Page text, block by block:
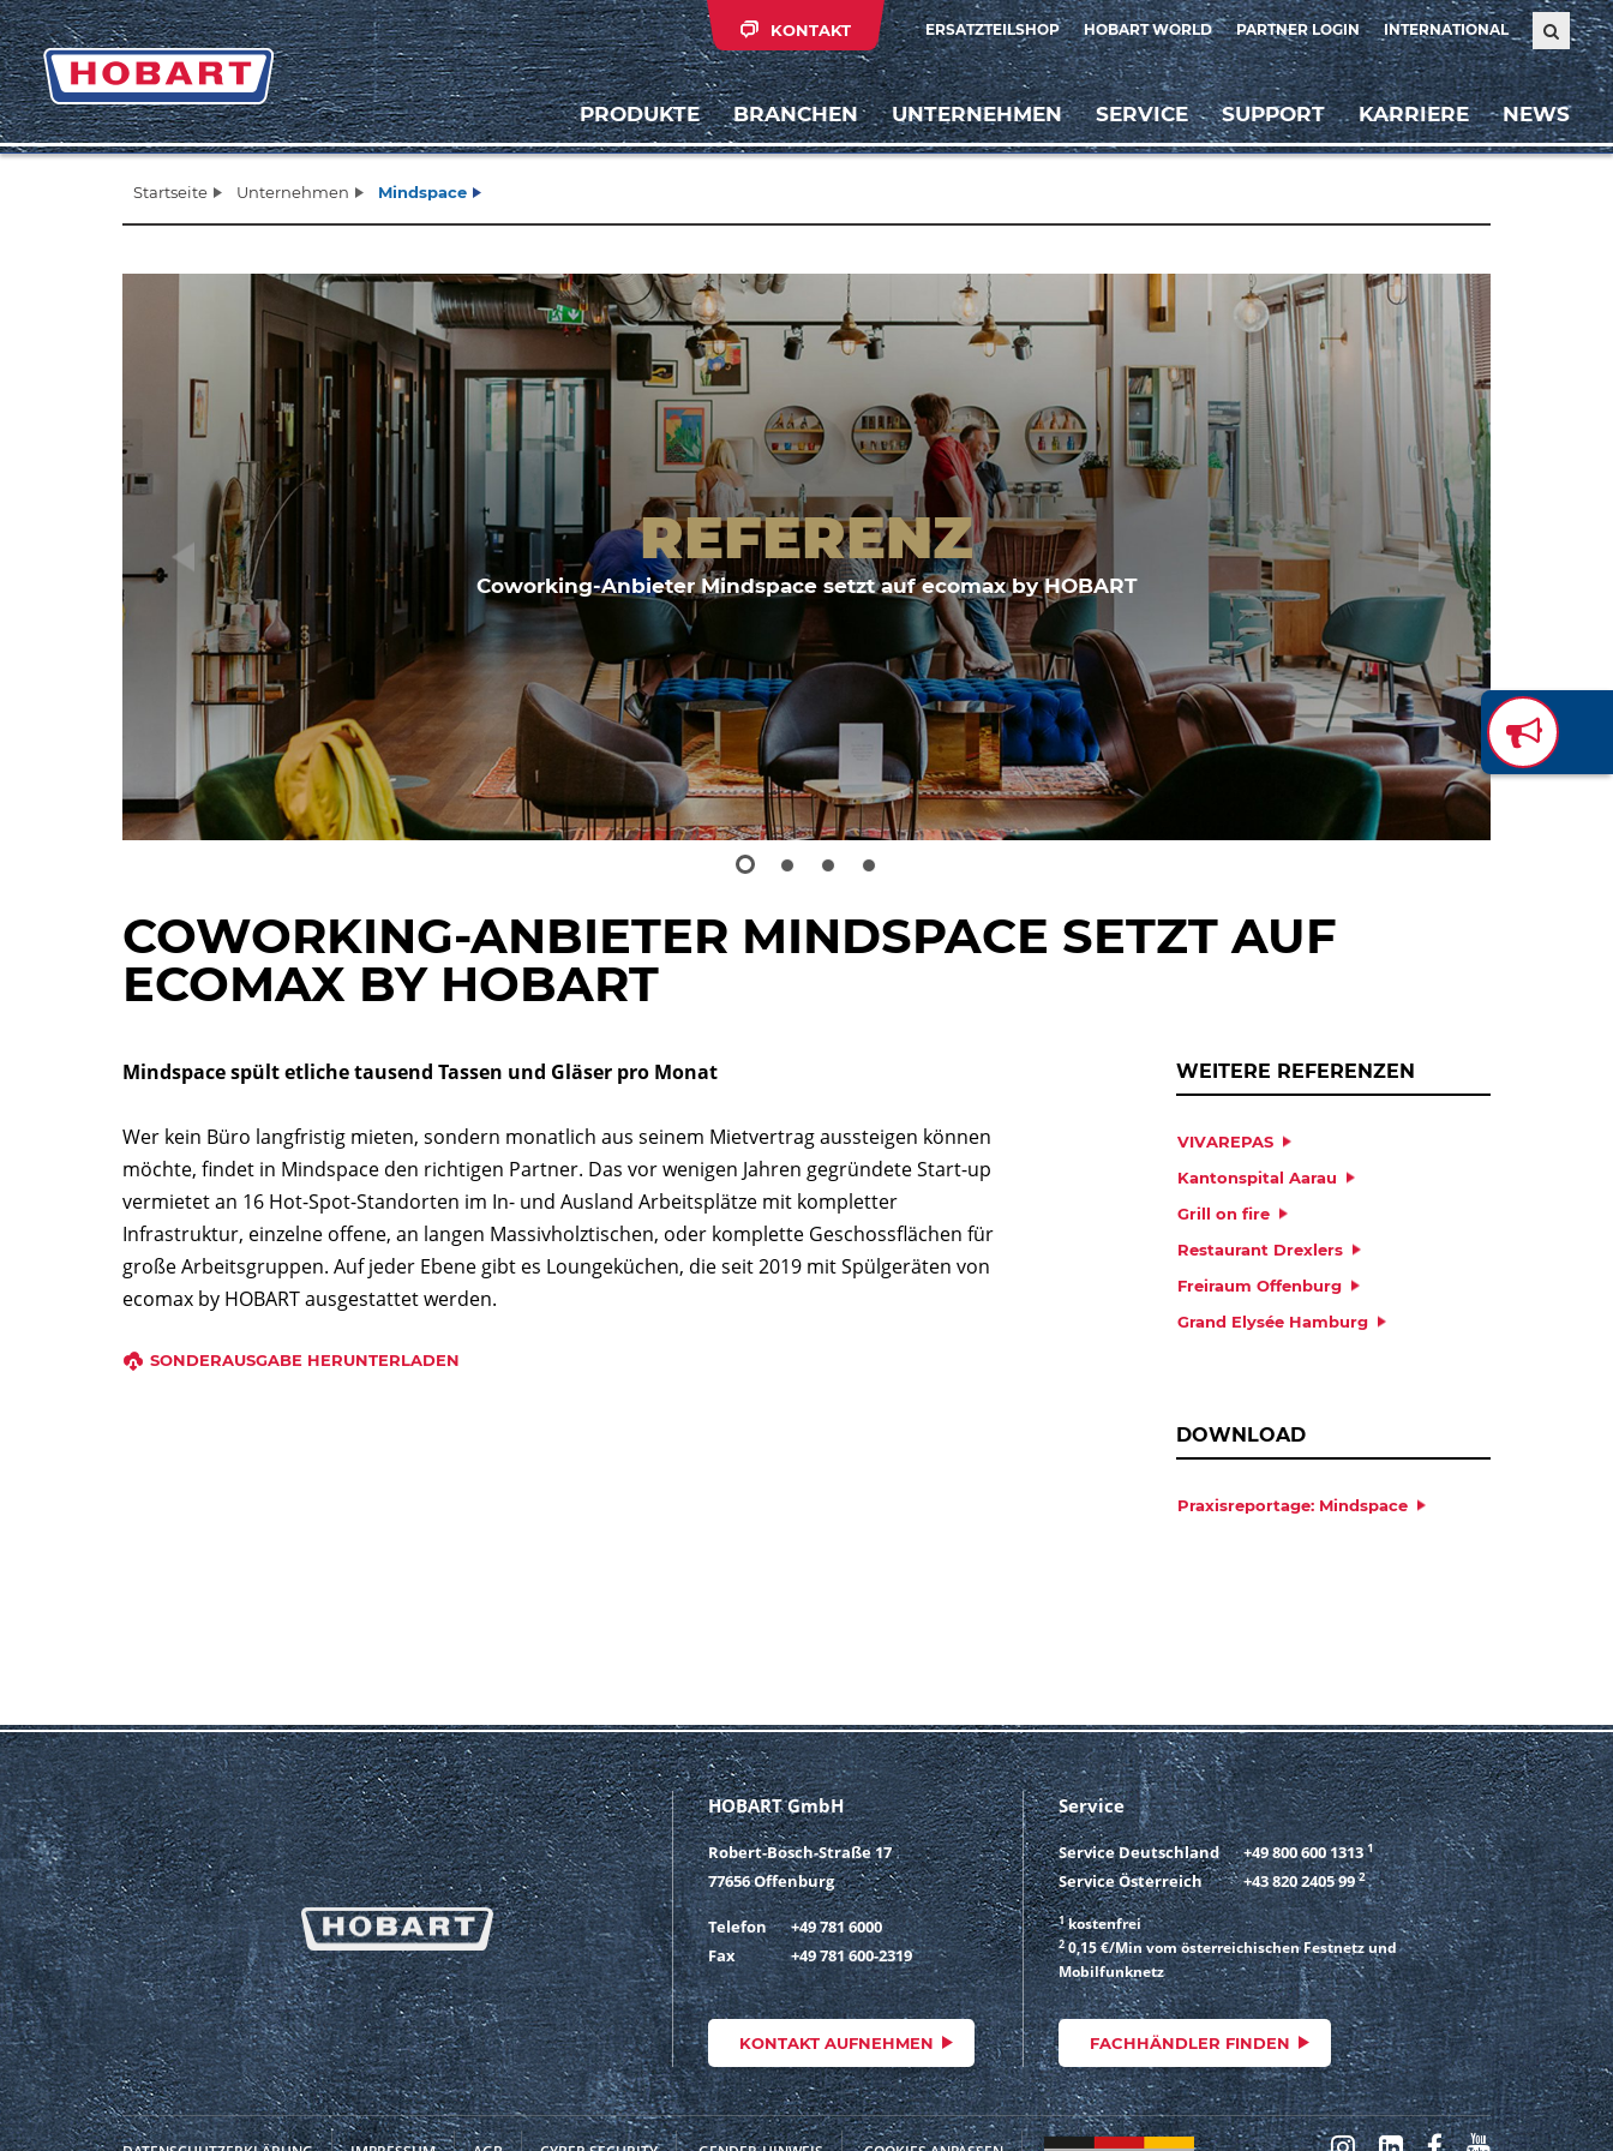
ERSATZTEILSHOP HOBART WORLD PARTNER LOGIN INTERNATIONAL
KONTAKT
PRODUKTE BRANCHEN UNTERNEHMEN SERVICE SUPPORT KARRIERE NEWS
Startseite Unternehmen Mindspace
REFERENZ
Coworking-Anbieter Mindspace setzt auf ecomax by HOBART
Weiter
COWORKING-ANBIETER MINDSPACE SETZT AUF
ECOMAX BY HOBART
Mindspace spült etliche tausend Tassen und Gläser pro Monat
Wer kein Büro langfristig mieten, sondern monatlich aus seinem Mietvertrag aussteigen können
möchte, findet in Mindspace den richtigen Partner. Das vor wenigen Jahren gegründete Start-up
vermietet an 16 Hot-Spot-Standorten im In- und Ausland Arbeitsplätze mit kompletter
Infrastruktur, einzelne offene, an langen Massivholztischen, oder komplette Geschossflächen für
große Arbeitsgruppen. Auf jeder Ebene gibt es Loungeküchen, die seit 2019 mit Spülgeräten von
ecomax by HOBART ausgestattet werden.
SONDERAUSGABE HERUNTERLADEN
WEITERE REFERENZEN
VIVAREPAS
Kantonspital Aarau
Grill on fire
Restaurant Drexlers
Freiraum Offenburg
Grand Elysée Hamburg
DOWNLOAD
Praxisreportage: Mindspace
HOBART GmbH
Robert-Bosch-Straße 17
77656 Offenburg
Telefon
+49 781 6000
Fax
+49 781 600-2319
KONTAKT AUFNEHMEN
Service
Service Deutschland +49 800 600 1313 1
Service Österreich +43 820 2405 99 2
1kostenfrei
20,15 €/Min vom österreichischen Festnetz und
Mobilfunknetz
FACHHÄNDLER FINDEN